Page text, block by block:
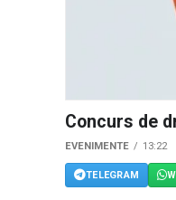
Concurs de
EVENIMENTE 13:22
TELEGRAM